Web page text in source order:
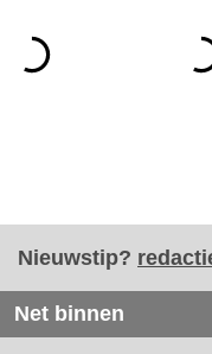
Nieuwstip?
Net binnen